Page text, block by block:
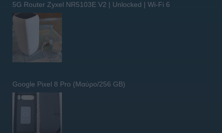
5G Router Zyxel NR5103E V2 | Unlocked | Wi-Fi 6
Google Pixel 8 Pro (Μαύρο/256 GB)